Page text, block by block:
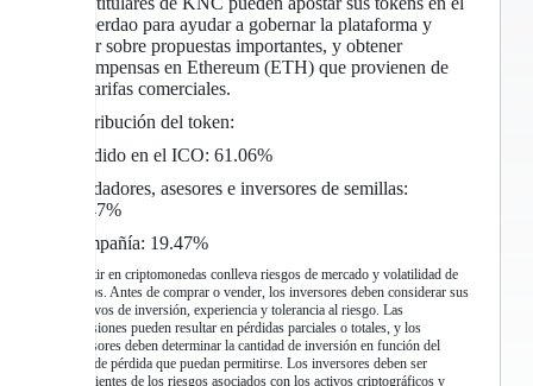
Kyberdao para ayudar a gobernar la plataforma y
votar sobre propuestas importantes, y obtener
recompensas en Ethereum (ETH) que provienen de
las tarifas comerciales.
Distribución del token:
Vendido en el ICO: 61.06%
Fundadores, asesores e inversores de semillas:
19.47%
Compañía: 19.47%
Invertir en criptomonedas conlleva riesgos de mercado y volatilidad de
precios. Antes de comprar o vender, los inversores deben considerar sus
objetivos de inversión, experiencia y tolerancia al riesgo. Las
inversiones pueden resultar en pérdidas parciales o totales, y los
inversores deben determinar la cantidad de inversión en función del
nivel de pérdida que puedan permitirse. Los inversores deben ser
conscientes de los riesgos asociados con los activos criptográficos y